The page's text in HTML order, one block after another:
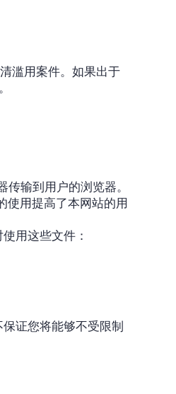
滥用案件。如果出于
输到用户的浏览器。
使用提高了本网站的用
用这些文件：
证您将能够不受限制